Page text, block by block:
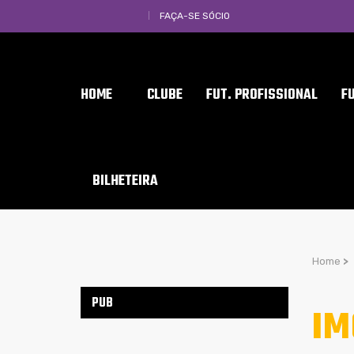
FAÇA-SE SÓCIO
HOME CLUBE FUT. PROFISSIONAL
BILHETEIRA
Home >
PUB